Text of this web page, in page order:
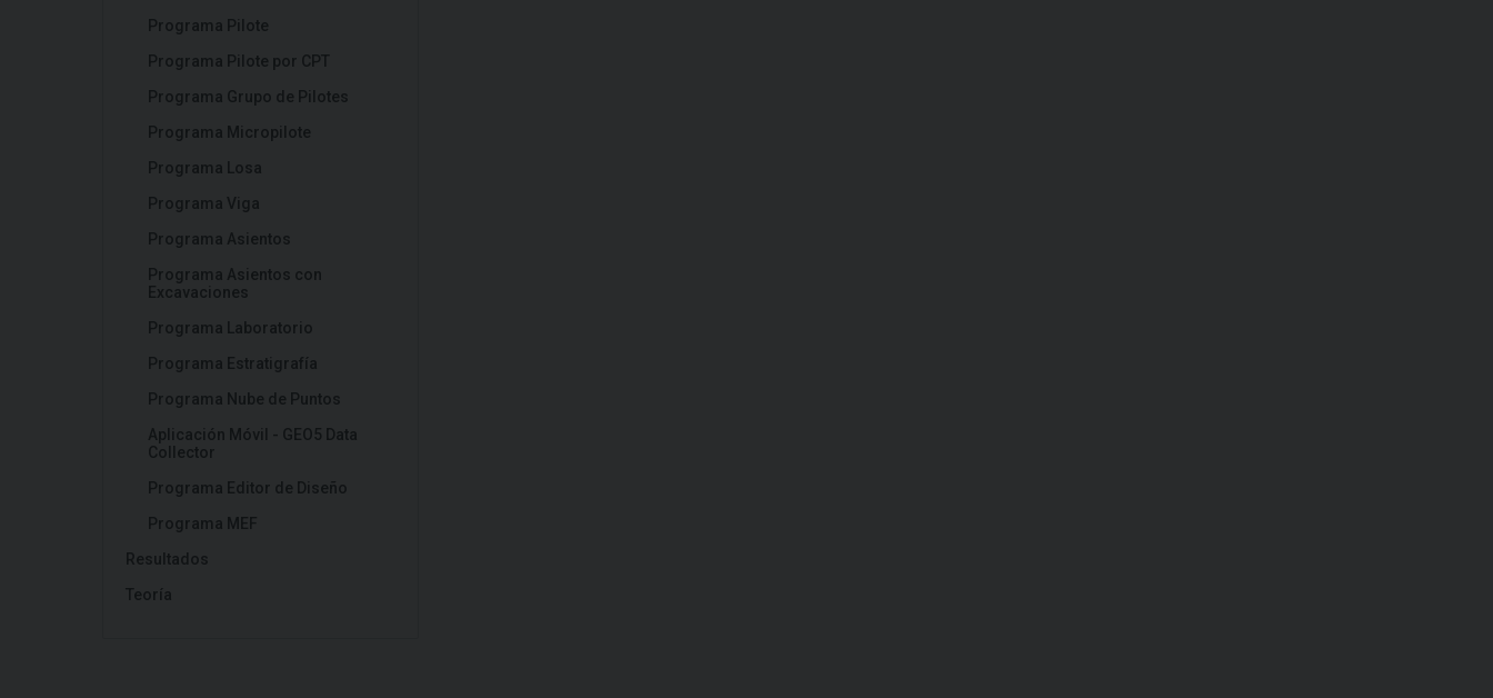
Programa Pilote
Programa Pilote por CPT
Programa Grupo de Pilotes
Programa Micropilote
Programa Losa
Programa Viga
Programa Asientos
Programa Asientos con
Excavaciones
Programa Laboratorio
Programa Estratigrafía
Programa Nube de Puntos
Aplicación Móvil - GEO5 Data
Collector
Programa Editor de Diseño
Programa MEF
Resultados
Teoría